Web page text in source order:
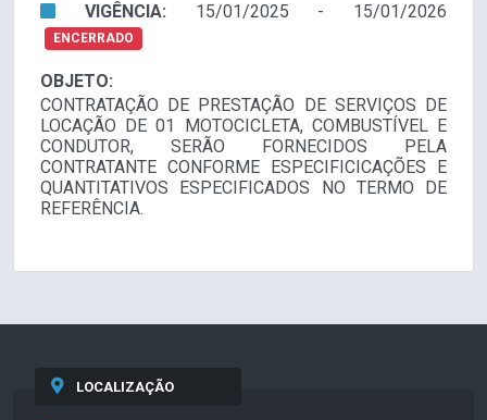
VIGÊNCIA: 15/01/2025 - 15/01/2026
ENCERRADO
OBJETO:
CONTRATAÇÃO DE PRESTAÇÃO DE SERVIÇOS DE
LOCAÇÃO DE 01 MOTOCICLETA, COMBUSTÍVEL E
CONDUTOR, SERÃO FORNECIDOS PELA
CONTRATANTE CONFORME ESPECIFICICAÇÕES E
QUANTITATIVOS ESPECIFICADOS NO TERMO DE
REFERÊNCIA.
LOCALIZAÇÃO